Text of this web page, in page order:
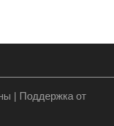
| Поддержка от